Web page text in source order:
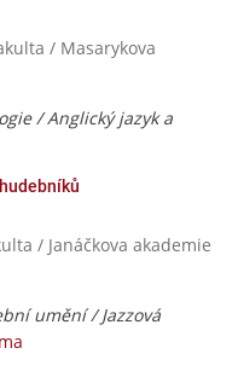
/ Masarykova
/ Anglický jazyk a
/ Janáčkova akademie
umění / Jazzová